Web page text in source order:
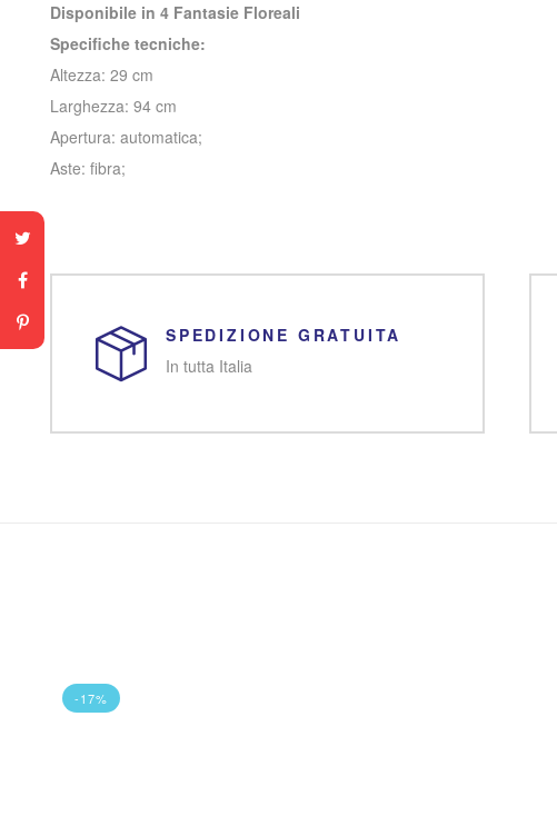
Disponibile in 4 Fantasie Floreali
Specifiche tecniche:
Altezza: 29 cm
Larghezza: 94 cm
Apertura: automatica;
Aste: fibra;
SPEDIZIONE GRATUITA
In tutta Italia
-17%